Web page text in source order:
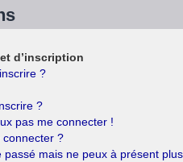
d’inscription
?
?
pas me connecter !
connecter ?
passé mais ne peux à présent